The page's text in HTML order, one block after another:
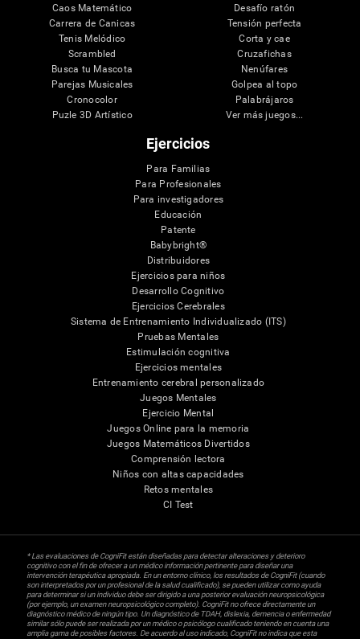
Caos Matemático
Carrera de Canicas
Tenis Melódico
Scrambled
Busca tu Mascota
Parejas Musicales
Cronocolor
Puzle 3D Artístico
Desafío ratón
Tensión perfecta
Corta y cae
Cruzafichas
Nenúfares
Golpea al topo
Palabrájaros
Ver más juegos...
Ejercicios
Para Familias
Para Profesionales
Para investigadores
Educación
Patente
Babybright®
Distribuidores
Ejercicios para niños
Desarrollo Cognitivo
Ejercicios Cerebrales
Sistema de Entrenamiento Individualizado (ITS)
Pruebas Mentales
Estimulación cognitiva
Ejercicios mentales
Entrenamiento cerebral personalizado
Juegos Mentales
Ejercicio Mental
Juegos Online para la memoria
Juegos Matemáticos Divertidos
Comprensión lectora
Niños con altas capacidades
Retos mentales
CI Test
* Las evaluaciones de CogniFit están diseñadas para detectar alteraciones y deterioro
cognitivo con el fin de ofrecer a un médico información pertinente para diseñar una
intervención terapéutica apropiada. En un entorno clínico, los resultados de CogniFit (cuando
son interpretados por un profesional de la salud cualificado), se pueden utilizar como ayuda
para determinar si un individuo debe ser dirigido a una posterior evaluación neuropsicológica
(por ejemplo, un examen neuropsicológico completo). CogniFit no ofrece directamente un
diagnóstico médico de ningún tipo. Un diagnóstico de TDAH, dislexia, demencia o enfermedad
similar sólo puede ser realizada por un médico o psicólogo cualificado teniendo en cuenta una
amplia gama de posibles factores. De acuerdo al uso indicado, CogniFit no indica que esta